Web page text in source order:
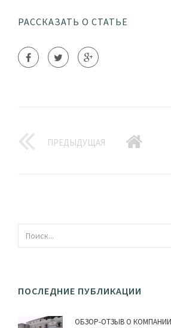
РАССКАЗАТЬ О СТАТЬЕ
ПРЕДЫДУЩАЯ
ПОСЛЕДНИЕ ПУБЛИКАЦИИ
ОБЗОР-ОТЗЫВ О